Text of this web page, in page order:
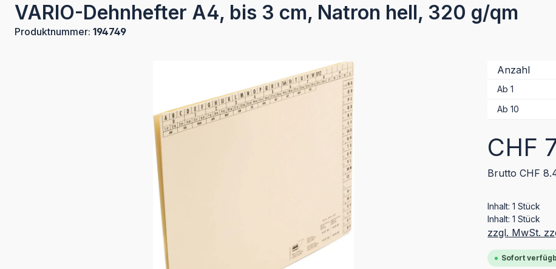
VARIO-Dehnhefter A4, bis 3 cm, Natron hell, 320 g/qm
Produktnummer: 194749
Anzahl
Ab1
Ab10
Regulärer
CHF
Brutto CHF
Inhalt:1 Stück
Inhalt:1 Stück
zzgl. MwSt.
Sofort